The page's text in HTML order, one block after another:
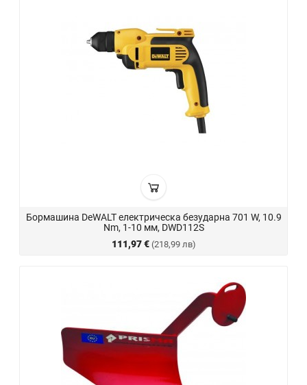
Бормашина DeWALT електрическа безударна 701 W, 10.9
Nm, 1-10 мм, DWD112S
111,97 € (218,99 лв)